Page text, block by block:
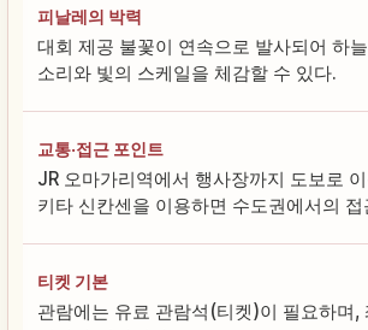
피날레의 박력
대회 제공 불꽃이 연속으로 발사되어 하
소리와 빛의 스케일을 체감할 수 있다.
교통·접근 포인트
JR 오마가리역에서 행사장까지 도보로
키타 신칸센을 이용하면 수도권에서의
티켓 기본
관람에는 유료 관람석(티켓)이 필요하며,